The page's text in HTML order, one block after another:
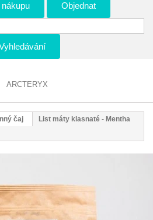
Objednat
čaj
List máty klasnaté - Mentha